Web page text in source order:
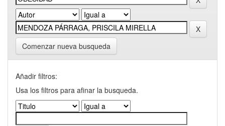
Comenzar nueva busqueda
Añadir filtros:
Usa los filtros para afinar la busqueda.